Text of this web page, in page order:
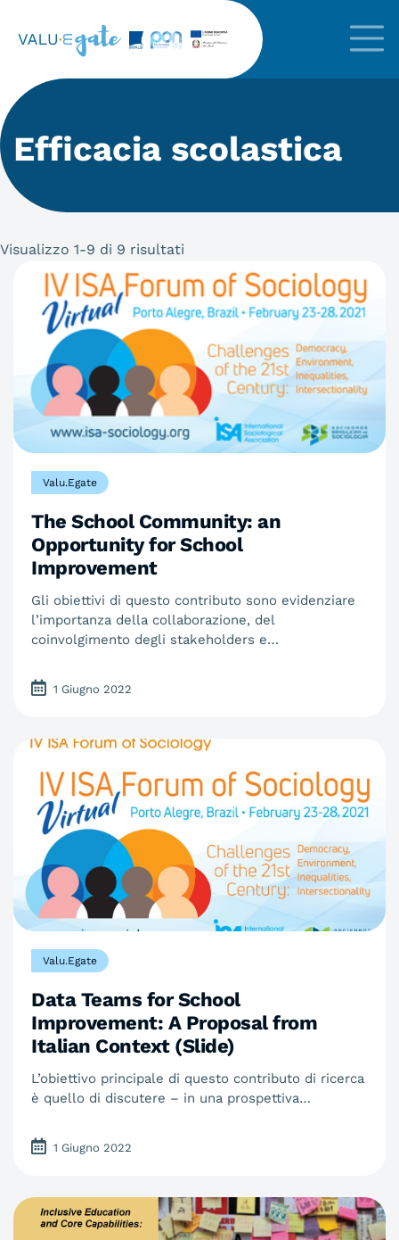
Efficacia scolastica
Visualizzo 1-9 di 9 risultati
Articoli in archivio
Valu.Egate
The School Community: an
Opportunity for School
Improvement
Gli obiettivi di questo contributo sono evidenziare
l’importanza della collaborazione, del
coinvolgimento degli stakeholders e…
1 Giugno 2022
Valu.Egate
Data Teams for School
Improvement: A Proposal from
Italian Context (Slide)
L’obiettivo principale di questo contributo di ricerca
è quello di discutere – in una prospettiva…
1 Giugno 2022